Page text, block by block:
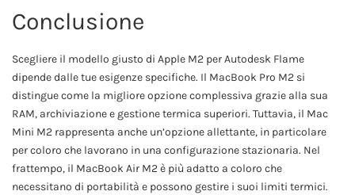
Conclusione
Scegliere il modello giusto di Apple M2 per Autodesk Flame
dipende dalle tue esigenze specifiche. Il MacBook Pro M2 si
distingue come la migliore opzione complessiva grazie alla sua
RAM, archiviazione e gestione termica superiori. Tuttavia, il Mac
Mini M2 rappresenta anche un’opzione allettante, in particolare
per coloro che lavorano in una configurazione stazionaria. Nel
frattempo, il MacBook Air M2 è più adatto a coloro che
necessitano di portabilità e possono gestire i suoi limiti termici.